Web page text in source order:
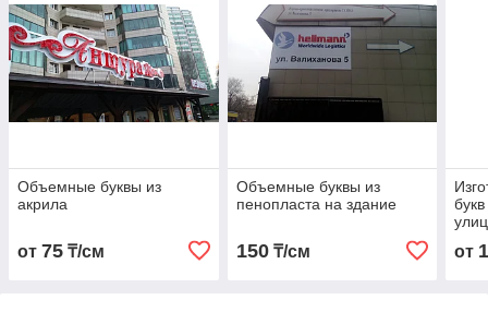
Объемные буквы из
акрила
от 75 ₸/см
Объемные буквы из
пенопласта на здание
150₸/см от